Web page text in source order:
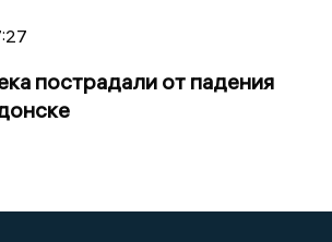
пострадали от падения